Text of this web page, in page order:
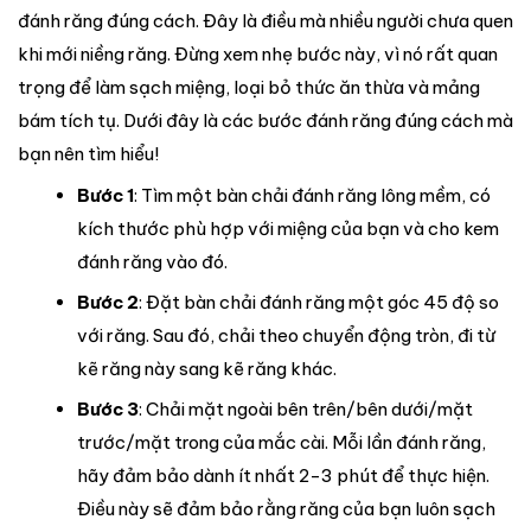
đánh răng đúng cách. Đây là điều mà nhiều người chưa quen
khi mới niềng răng. Đừng xem nhẹ bước này, vì nó rất quan
trọng để làm sạch miệng, loại bỏ thức ăn thừa và mảng
bám tích tụ. Dưới đây là các bước đánh răng đúng cách mà
bạn nên tìm hiểu!
Bước 1: Tìm một bàn chải đánh răng lông mềm, có
kích thước phù hợp với miệng của bạn và cho kem
đánh răng vào đó.
Bước 2: Đặt bàn chải đánh răng một góc 45 độ so
với răng. Sau đó, chải theo chuyển động tròn, đi từ
kẽ răng này sang kẽ răng khác.
Bước 3: Chải mặt ngoài bên trên/bên dưới/mặt
trước/mặt trong của mắc cài. Mỗi lần đánh răng,
hãy đảm bảo dành ít nhất 2-3 phút để thực hiện.
Điều này sẽ đảm bảo rằng răng của bạn luôn sạch